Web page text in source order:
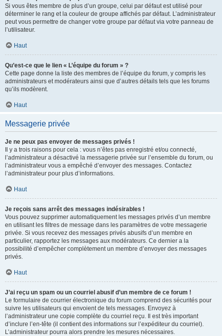
Si vous êtes membre de plus d’un groupe, celui par défaut est utilisé pour
déterminer le rang et la couleur de groupe affichés par défaut. L’administrateur
peut vous permettre de changer votre groupe par défaut via votre panneau de
l’utilisateur.
Haut
Qu’est-ce que le lien « L’équipe du forum » ?
Cette page donne la liste des membres de l’équipe du forum, y compris les
administrateurs et modérateurs ainsi que d’autres détails tels que les forums
qu’ils modèrent.
Haut
Messagerie privée
Je ne peux pas envoyer de messages privés !
Il y a trois raisons pour cela : vous n’êtes pas enregistré et/ou connecté,
l’administrateur a désactivé la messagerie privée sur l’ensemble du forum, ou
l’administrateur vous a empêché d’envoyer des messages. Contactez
l’administrateur pour plus d’informations.
Haut
Je reçois sans arrêt des messages indésirables !
Vous pouvez supprimer automatiquement les messages privés d’un membre
en utilisant les filtres de message dans les paramètres de votre messagerie
privée. Si vous recevez des messages privés abusifs d’un membre en
particulier, rapportez les messages aux modérateurs. Ce dernier a la
possibilité d’empêcher complètement un membre d’envoyer des messages
privés.
Haut
J’ai reçu un spam ou un courriel abusif d’un membre de ce forum !
Le formulaire de courrier électronique du forum comprend des sécurités pour
suivre les utilisateurs qui envoient de tels messages. Envoyez à
l’administrateur une copie complète du courriel reçu. Il est très important
d’inclure l’en-tête (il contient des informations sur l’expéditeur du courriel).
L’administrateur pourra alors prendre les mesures nécessaires.